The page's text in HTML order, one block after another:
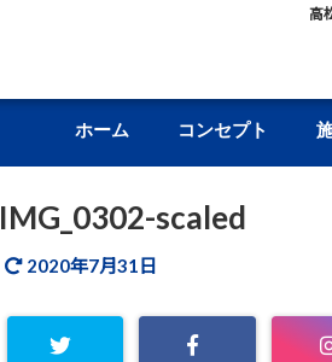
高
ホーム コンセプト
IMG_0302-scaled
2020年7月31日